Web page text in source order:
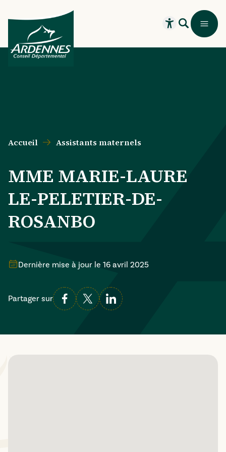
Recherche
Ouvrir leMenu
Accueil Assistants maternels
MME MARIE-LAURE
LE-PELETIER-DE-
ROSANBO
Dernière mise à jour le 16 avril 2025
Partager sur